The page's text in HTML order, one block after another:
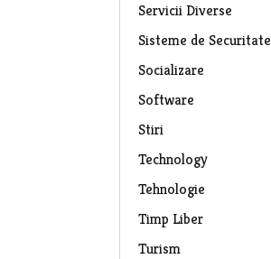
Servicii Diverse
Sisteme de Securitate
Socializare
Software
Stiri
Technology
Tehnologie
Timp Liber
Turism